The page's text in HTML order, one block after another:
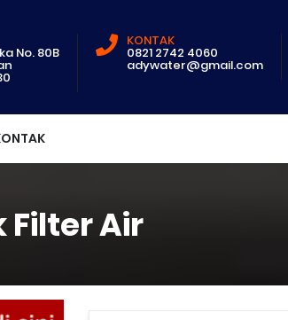
No. 80B
KONTAK
0821 2742 4060
adywater@gmail.com
Air